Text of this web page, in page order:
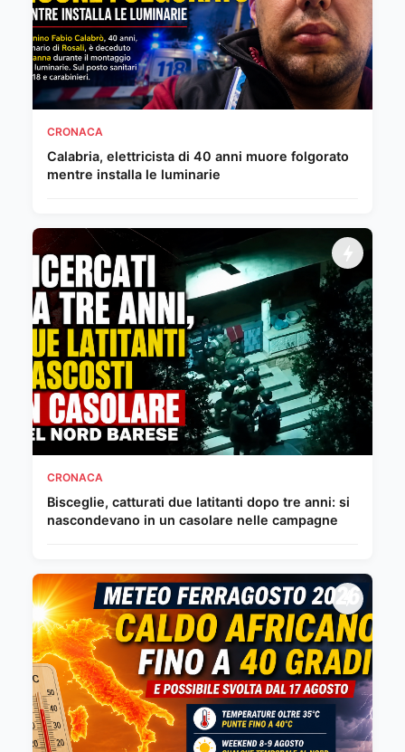
CRONACA
Calabria, elettricista di 40 anni muore folgorato
mentre installa le luminarie
CRONACA
Bisceglie, catturati due latitanti dopo tre anni: si
nascondevano in un casolare nelle campagne